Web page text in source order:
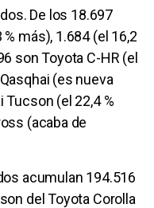
De los 18.697
más), 1.684 (el 16,2
son Toyota C-HR (el
(es nueva
(el 22,4 %
(acaba de
acumulan 194.516
del Toyota Corolla